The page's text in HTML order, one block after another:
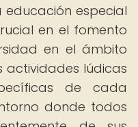
educación especial
en el fomento
en el ámbito
lúdicas
de cada
donde todos